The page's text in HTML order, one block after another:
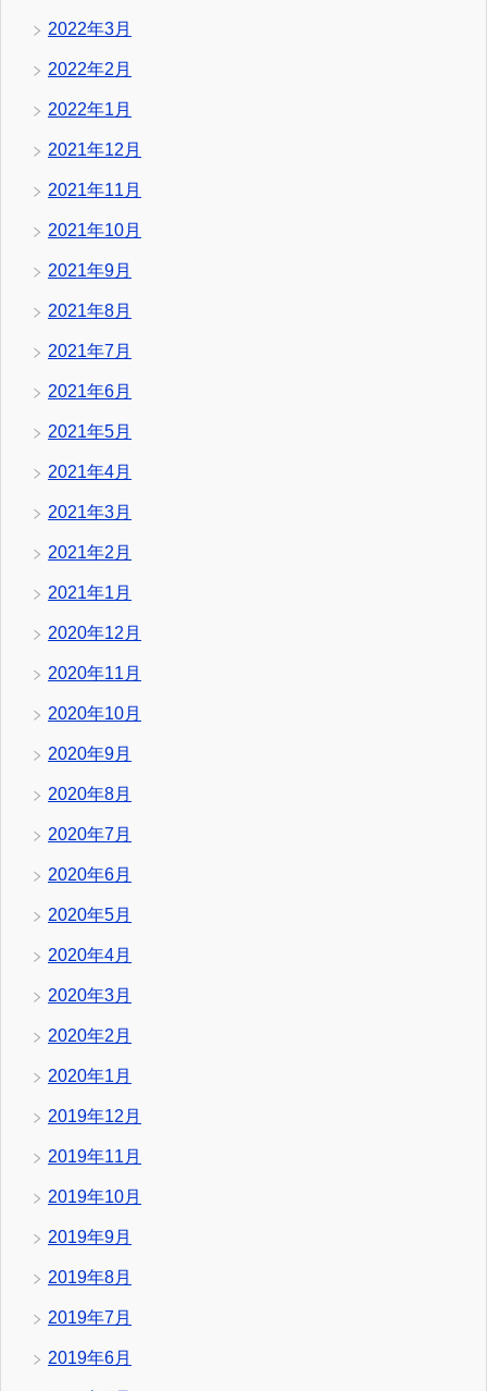
2022年3月
2022年2月
2022年1月
2021年12月
2021年11月
2021年10月
2021年9月
2021年8月
2021年7月
2021年6月
2021年5月
2021年4月
2021年3月
2021年2月
2021年1月
2020年12月
2020年11月
2020年10月
2020年9月
2020年8月
2020年7月
2020年6月
2020年5月
2020年4月
2020年3月
2020年2月
2020年1月
2019年12月
2019年11月
2019年10月
2019年9月
2019年8月
2019年7月
2019年6月